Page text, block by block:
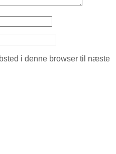
i denne browser til næste